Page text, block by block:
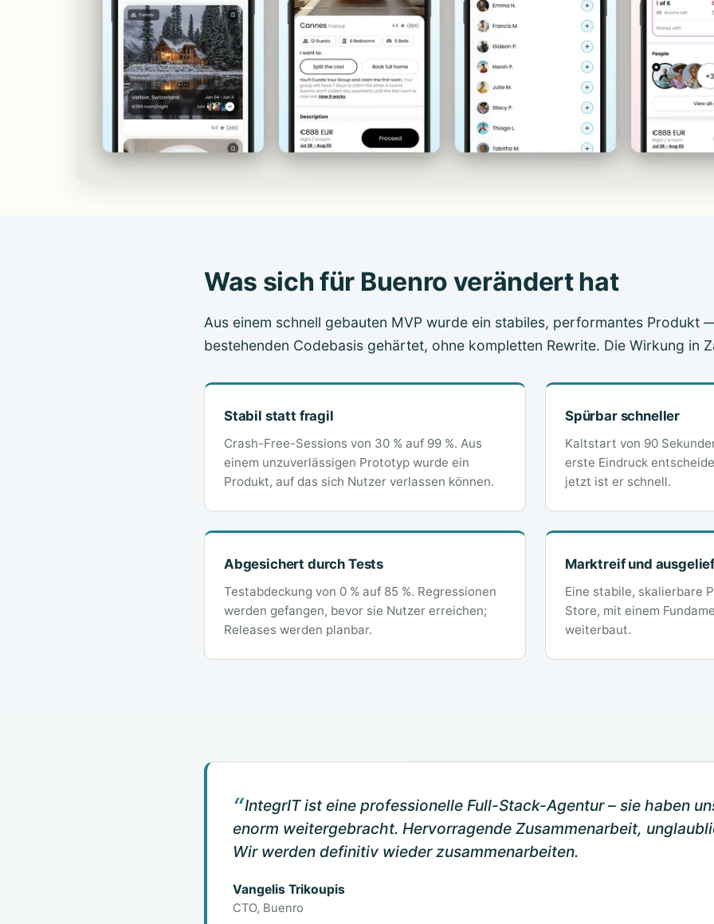
Was sich für Buenro verändert hat
Aus einem schnell gebauten MVP wurde ein stabiles, performantes Produkt
bestehenden Codebasis gehärtet, ohne kompletten Rewrite. Die Wirkung in
Stabil statt fragil
Crash-Free-Sessions von 30 % auf 99 %. Aus
einem unzuverlässigen Prototyp wurde ein
Produkt, auf das sich Nutzer verlassen können.
Spürbar schneller
Kaltstart von 90
erste Eindruck
jetzt ist er schnell.
Abgesichert durch Tests
Testabdeckung von 0 % auf 85 %. Regressionen
werden gefangen, bevor sie Nutzer erreichen;
Releases werden planbar.
Marktreif und
Eine stabile, skalierbare
Store, mit einem
weiterbaut.
IntegrIT ist eine professionelle Full-Stack-Agentur – sie haben
enorm weitergebracht. Hervorragende Zusammenarbeit,
Wir werden definitiv wieder zusammenarbeiten.
Vangelis Trikoupis
CTO, Buenro